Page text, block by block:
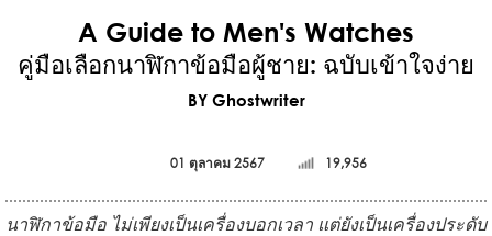
A Guide to Men's Watches
คู่มือเลือกนาฬิกาข้อมือผู้ชาย: ฉบับเข้าใจง่าย
BY Ghostwriter
01 ตุลาคม 2567 19,956
นาฬิกาข้อมือ ไม่เพียงเป็นเครื่องบอกเวลา แต่ยังเป็นเครื่องประดับ